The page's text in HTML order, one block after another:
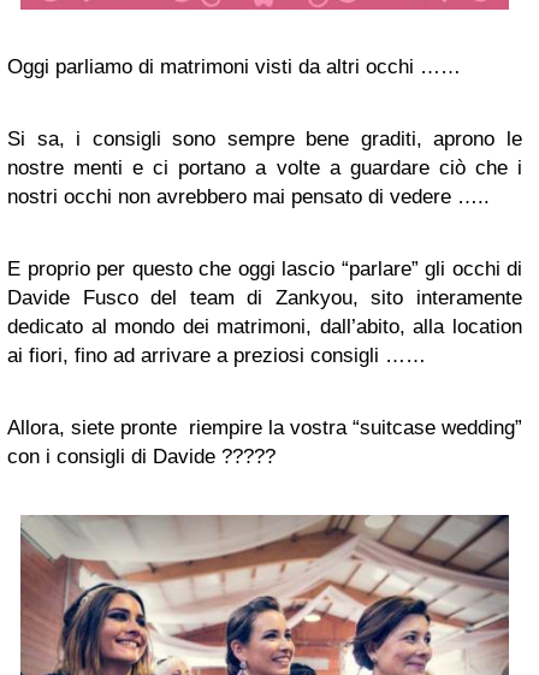
Oggi parliamo di matrimoni visti da altri occhi ……
Si sa, i consigli sono sempre bene graditi, aprono le
nostre menti e ci portano a volte a guardare ciò che i
nostri occhi non avrebbero mai pensato di vedere …..
E proprio per questo che oggi lascio “parlare” gli occhi di
Davide Fusco del team di Zankyou, sito interamente
dedicato al mondo dei matrimoni, dall’abito, alla location
ai fiori, fino ad arrivare a preziosi consigli ……
Allora, siete pronte riempire la vostra “suitcase wedding”
con i consigli di Davide ?????